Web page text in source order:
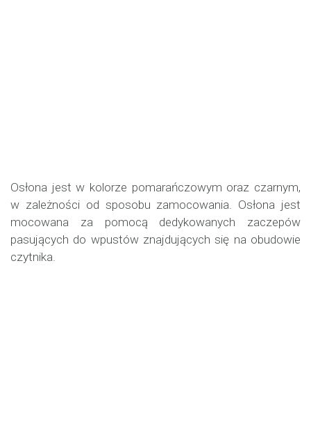
Osłona jest w kolorze pomarańczowym oraz czarnym,
w zależności od sposobu zamocowania. Osłona jest
mocowana za pomocą dedykowanych zaczepów
pasujących do wpustów znajdujących się na obudowie
czytnika.